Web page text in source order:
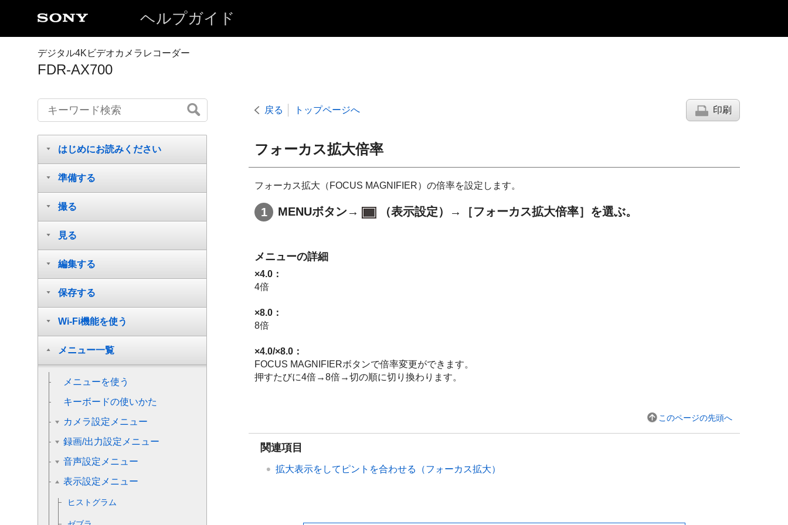
ヘルプガイド
デジタル4Kビデオカメラレコーダー
FDR-AX700
戻る トップページへ 印刷
フォーカス拡大倍率
フォーカス拡大（FOCUS MAGNIFIER）の倍率を設定します。
MENUボタン→ （表示設定）→［フォーカス拡大倍率］を選ぶ。
メニューの詳細
×4.0：
4倍
×8.0：
8倍
×4.0/×8.0：
FOCUS MAGNIFIERボタンで倍率変更ができます。
押すたびに4倍→8倍→切の順に切り換わります。
このページの先頭へ
関連項目
拡大表示をしてピントを合わせる（フォーカス拡大）
はじめにお読みください
準備する
撮る
見る
編集する
保存する
Wi-Fi機能を使う
メニュー一覧
メニューを使う
キーボードの使いかた
カメラ設定メニュー
録画/出力設定メニュー
音声設定メニュー
表示設定メニュー
ヒストグラム